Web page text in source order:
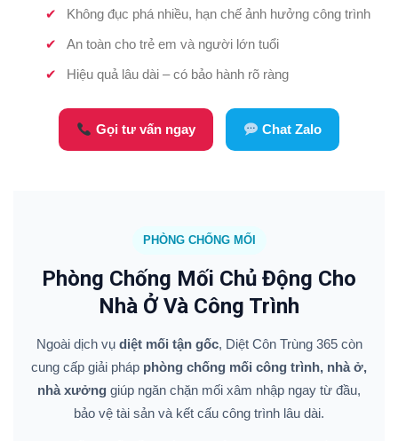
Không đục phá nhiều, hạn chế ảnh hưởng công trình
An toàn cho trẻ em và người lớn tuổi
Hiệu quả lâu dài – có bảo hành rõ ràng
Gọi tư vấn ngay Chat Zalo
PHÒNG CHỐNG MỐI
Phòng Chống Mối Chủ Động Cho
Nhà Ở Và Công Trình
Ngoài dịch vụ diệt mối tận gốc, Diệt Côn Trùng 365 còn
cung cấp giải pháp phòng chống mối công trình, nhà ở,
nhà xưởng giúp ngăn chặn mối xâm nhập ngay từ đầu,
bảo vệ tài sản và kết cấu công trình lâu dài.